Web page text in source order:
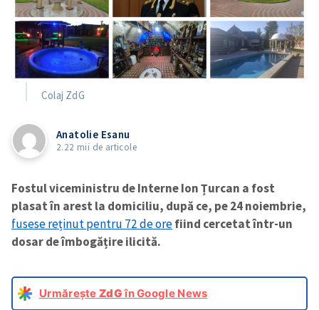
Colaj ZdG
Anatolie Esanu
2.22 mii de articole
Fostul viceministru de Interne Ion Țurcan a fost
plasat în arest la domiciliu, după ce, pe 24 noiembrie,
fusese reținut pentru 72 de orefiind cercetat într-un
dosar de îmbogățire ilicită.
Urmărește ZdGîn Google News